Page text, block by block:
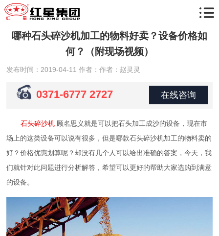
哪种石头碎沙机加工的物料好卖？设备价格如
何？（附现场视频）
发布时间：2019-04-11 作者：作者：赵灵灵
0371-6777 2727 在线咨询
石头碎沙机 顾名思义就是可以把石头加工成沙的设备，现在市
场上的这类设备可以说有很多，但是哪款石头碎沙机加工的物料卖的
好？价格优惠划算呢？却没有几个人可以给出准确的答案，今天，我
们就针对此问题进行分析解答，希望可以更好的帮助大家选购到满意
的设备。